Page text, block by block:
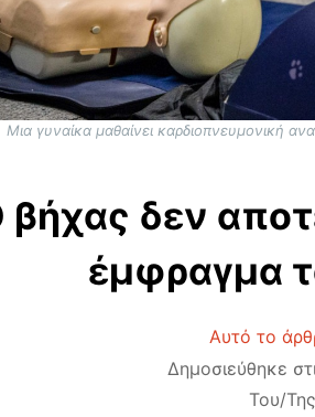
Μια γυναίκα μαθαίνει καρδιοπνευμονική
βήχας δεν
έμφραγμα
Αυτό το
Δημοσιεύθηκε
Του/